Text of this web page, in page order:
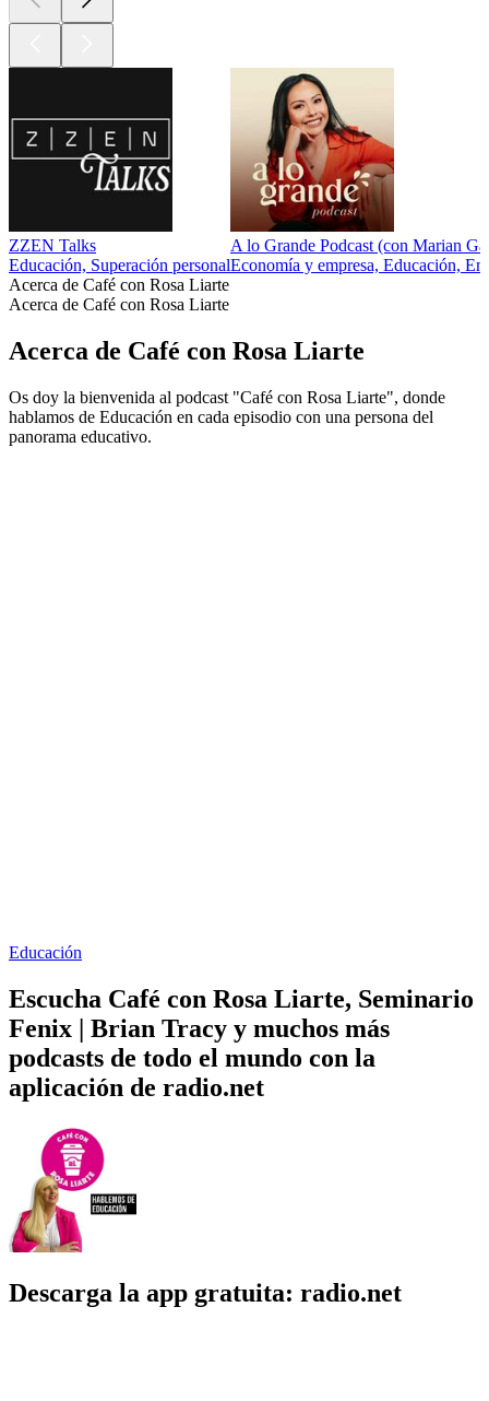
ZZEN Talks
Educación, Superación personal
A lo Grande Podcast (con Marian
Economía y empresa, Educación,
Acerca de Café con Rosa Liarte
Acerca de Café con Rosa Liarte
Acerca de Café con Rosa Liarte
Os doy la bienvenida al podcast "Café con Rosa Liarte", donde
hablamos de Educación en cada episodio con una persona del
panorama educativo.
Educación
Escucha Café con Rosa Liarte, Seminario
Fenix | Brian Tracy y muchos más
podcasts de todo el mundo con la
aplicación de radio.net
Descarga la app gratuita: radio.net